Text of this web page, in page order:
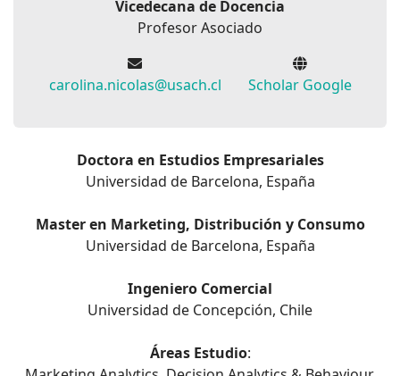
Vicedecana de Docencia
Profesor Asociado
carolina.nicolas@usach.cl Scholar Google
Doctora en Estudios Empresariales
Universidad de Barcelona, España
Master en Marketing, Distribución y Consumo
Universidad de Barcelona, España
Ingeniero Comercial
Universidad de Concepción, Chile
Áreas Estudio: